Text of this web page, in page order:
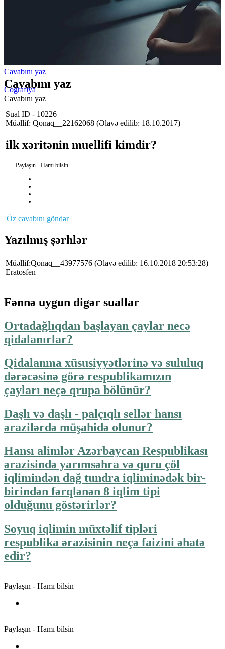
Cavabını yaz
Cavabını yaz
|
Coğrafiya
Cavabını yaz
Sual ID - 10226
Müəllif: Qonaq__22162068 (Əlavə edilib: 18.10.2017)
ilk xəritənin muellifi kimdir?
Paylaşın - Hamı bilsin
Öz cavabını göndər
Yazılmış şərhlər
Müəllif:Qonaq__43977576 (Əlavə edilib: 16.10.2018 20:53:28)
Eratosfen
Fənnə uygun digər suallar
Ortadağlıqdan başlayan çaylar necə
qidalanırlar?
Qidalanma xüsusiyyətlərinə və sululuq
dərəcəsinə görə respublikamızın
çayları neçə qrupa bölünür?
Daşlı və daşlı - palçıqlı sellər hansı
ərazilərdə müşahidə olunur?
Hansı alimlər Azərbaycan Respublikası
ərazisində yarımsəhra və quru çöl
iqlimindən dağ tundra iqliminədək bir-
birindən fərqlənən 8 iqlim tipi
olduğunu göstərirlər?
Soyuq iqlimin müxtəlif tipləri
respublika ərazisinin neçə faizini əhatə
edir?
Paylaşın - Hamı bilsin
Paylaşın - Hamı bilsin